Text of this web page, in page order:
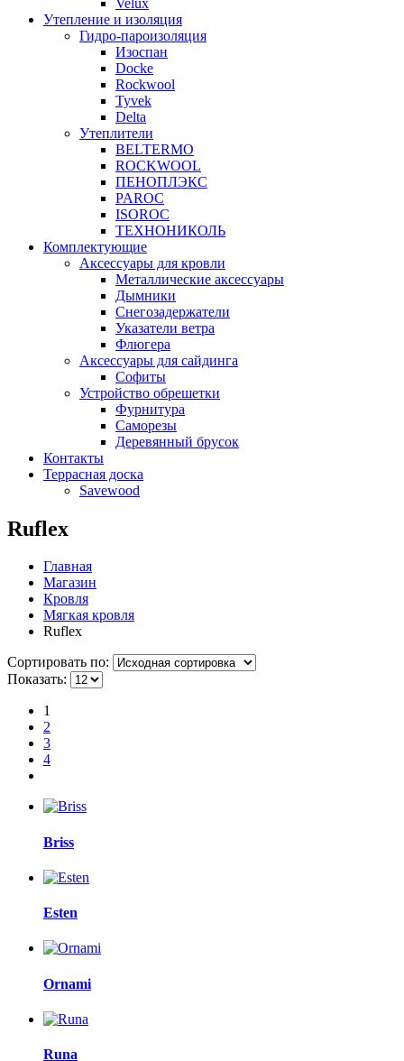
Утепление и изоляция
Гидро-пароизоляция
Изоспан
Docke
Rockwool
Tyvek
Delta
Утеплители
BELTERMO
ROCKWOOL
ПЕНОПЛЭКС
PAROC
ISOROC
ТЕХНОНИКОЛЬ
Комплектующие
Аксессуары для кровли
Металлические аксессуары
Дымники
Снегозадержатели
Указатели ветра
Флюгера
Аксессуары для сайдинга
Софиты
Устройство обрешетки
Фурнитура
Саморезы
Деревянный брусок
Контакты
Террасная доска
Savewood
Ruflex
Главная
Магазин
Кровля
Мягкая кровля
Ruflex
Сортировать по:
Показать:
1
2
3
4
Briss
Esten
Ornami
Runa